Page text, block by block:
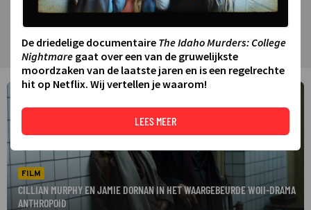
FILM
CILLIAN MURPHY EN JAMIE DORNAN IN HET WAARGEBEURDE WOII-DRAMA
ANTHROPOID
De driedelige documentaire The Idaho Murders: College
Nightmare gaat over een van de gruwelijkste
moordzaken van de laatste jaren en is een regelrechte
hit op Netflix. Wij vertellen je waarom!
LEES MEER